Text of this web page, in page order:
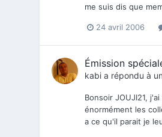
me suis dis que
24 avril 2006
Émission
kabi a répondu à
Bonsoir JOUJI21,
énormément les
a ce qu'il parait je